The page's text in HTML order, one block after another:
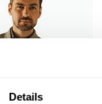
Details